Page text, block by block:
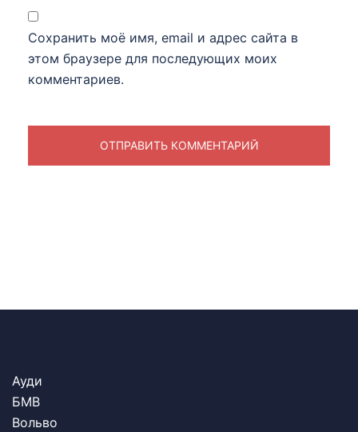
Сохранить моё имя, email и адрес сайта в
этом браузере для последующих моих
комментариев.
Ауди
БМВ
Вольво